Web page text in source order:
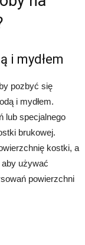
i mydłem
pozbyć się
i mydłem.
lub specjalnego
brukowej.
kostki, a
aby używać
powierzchni